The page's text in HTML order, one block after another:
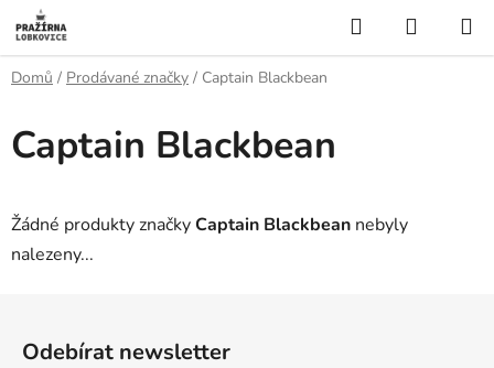
Přejít
na
obsah
Hledat
KOŠÍK
Domů / Prodávané značky / Captain Blackbean
Captain Blackbean
Žádné produkty značkyCaptain Blackbean nebyly
nalezeny...
Odebírat newsletter